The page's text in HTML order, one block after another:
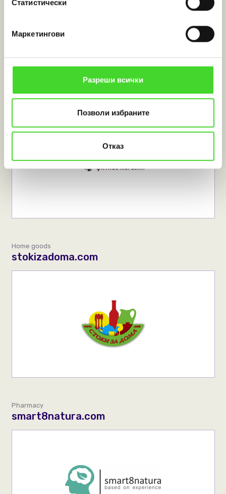
Статистически
Маркетингови
Разреши всички
Позволи избраните
Отказ
fitzona.com
Home goods
stokizadoma.com
Pharmacy
smart8natura.com